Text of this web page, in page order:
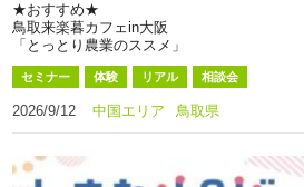
★おすすめ★
鳥取来楽暮カフェin大阪
「とっとり農業のススメ」
セミナー 体験 リアル 相談会
2026/9/12 中国エリア 鳥取県